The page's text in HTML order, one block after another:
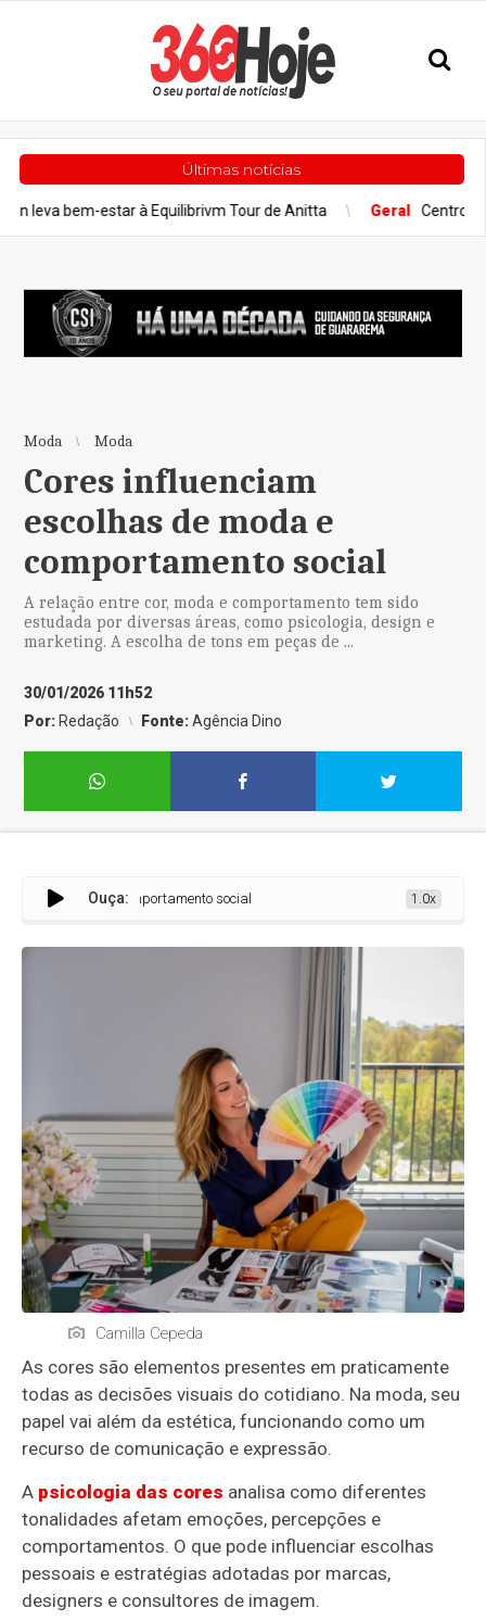
Últimas notícias
à Equilibrivm Tour de Anitta Geral Centro Paula Souza
Moda Moda
Cores influenciam
escolhas de moda e
comportamento social
A relação entre cor, moda e comportamento tem sido
estudada por diversas áreas, como psicologia, design e
marketing. A escolha de tons em peças de ...
30/01/2026 11h52
Por: Redação Fonte:Agência Dino
Ouça:
de moda e comportamento social 1.0x
Camilla Cepeda
As cores são elementos presentes em praticamente
todas as decisões visuais do cotidiano. Na moda, seu
papel vai além da estética, funcionando como um
recurso de comunicação e expressão.
A psicologia das cores analisa como diferentes
tonalidades afetam emoções, percepções e
comportamentos. O que pode influenciar escolhas
pessoais e estratégias adotadas por marcas,
designers e consultores de imagem.